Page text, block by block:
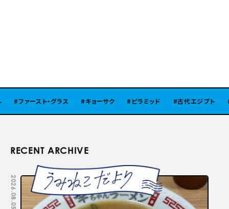
ファースト・グラス キョーサク ピラミッド 古代エジプト
RECENT ARCHIVE
2026.08.05